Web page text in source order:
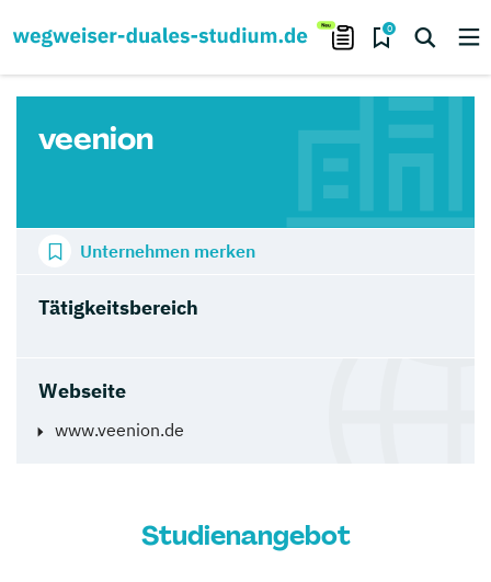
0
veenion
Tätigkeitsbereich
Webseite
www.veenion.de
Unternehmen merken
Studienangebot